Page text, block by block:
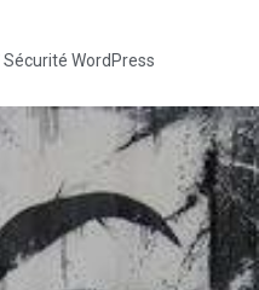
Sécurité WordPress